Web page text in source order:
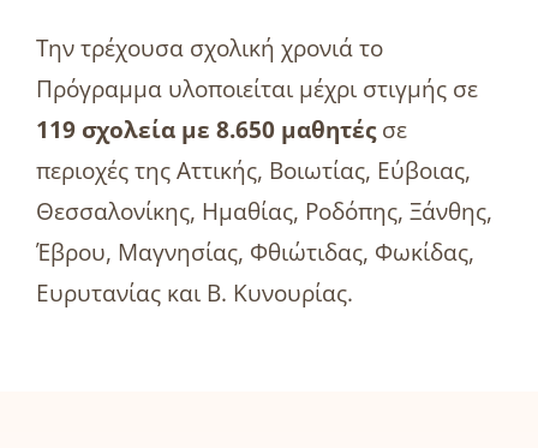
Την τρέχουσα σχολική χρονιά το
Πρόγραμμα υλοποιείται μέχρι στιγμής σε
119 σχολεία με 8.650 μαθητέςσε
περιοχές της Αττικής, Βοιωτίας, Εύβοιας,
Θεσσαλονίκης, Ημαθίας, Ροδόπης, Ξάνθης,
Έβρου, Μαγνησίας, Φθιώτιδας, Φωκίδας,
Ευρυτανίας και Β. Κυνουρίας.